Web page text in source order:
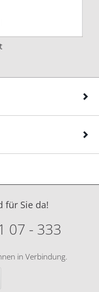
für Sie da!
07 - 333
in Verbindung.